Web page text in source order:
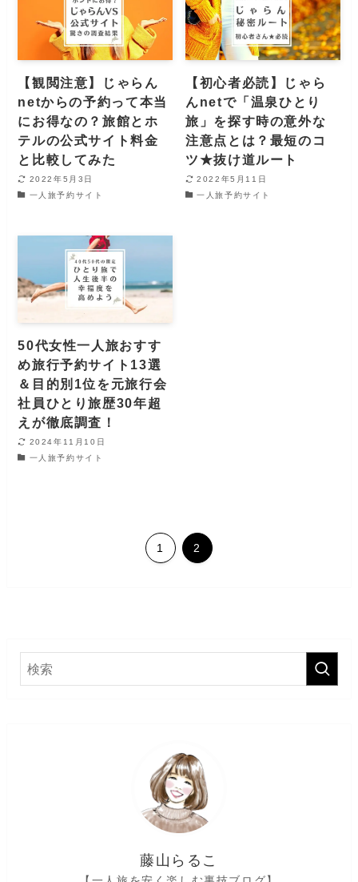
【観閲注意】じゃらん
netからの予約って本当
にお得なの？旅館とホ
テルの公式サイト料金
と比較してみた
2022年5月3日
一人旅予約サイト
【初心者必読】じゃら
んnetで「温泉ひとり
旅」を探す時の意外な
注意点とは？最短のコ
ツ★抜け道ルート
2022年5月11日
一人旅予約サイト
50代女性一人旅おすす
め旅行予約サイト13選
＆目的別1位を元旅行会
社員ひとり旅歴30年超
えが徹底調査！
2024年11月10日
一人旅予約サイト
1 2
藤山らるこ